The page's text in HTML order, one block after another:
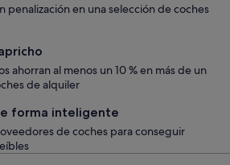
penalización en una selección de coches
ahorran al menos un 10 % en más de un
de alquiler
forma inteligente
de coches para conseguir